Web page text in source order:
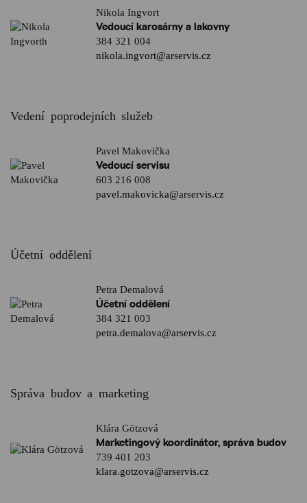
Nikola Ingvort
Vedoucí karosárny a lakovny
384 321 004
nikola.ingvort@arservis.cz
Vedení poprodejních služeb
Pavel Makovička
Vedoucí servisu
603 216 008
pavel.makovicka@arservis.cz
Účetní oddělení
Petra Demalová
Účetní oddělení
384 321 003
petra.demalova@arservis.cz
Správa budov a marketing
Klára Götzová
Marketingový koordinátor, správa budov
739 401 203
klara.gotzova@arservis.cz